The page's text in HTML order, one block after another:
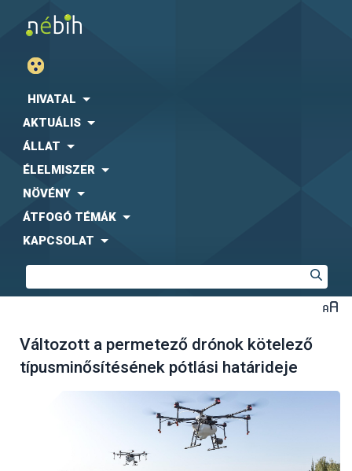
HIVATAL
AKTUÁLIS
ÁLLAT
ÉLELMISZER
NÖVÉNY
ÁTFOGÓ TÉMÁK
KAPCSOLAT
Változott a permetező drónok kötelező
típusminősítésének pótlási határideje